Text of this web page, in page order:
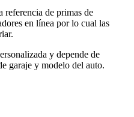
referencia de primas de
en línea por lo cual las
y depende de
garaje y modelo del auto.